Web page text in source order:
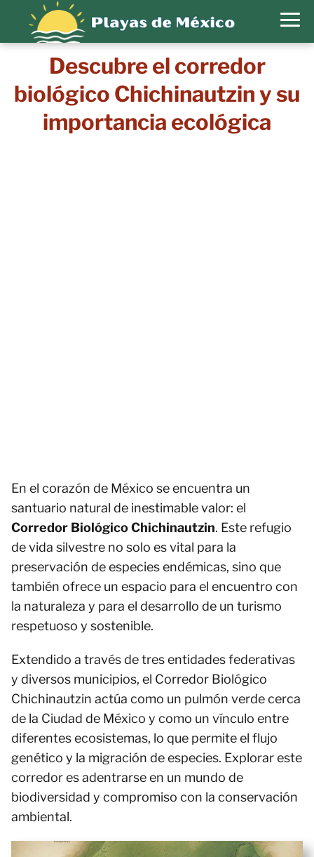
Descubre el corredor
biológico Chichinautzin y su
importancia ecológica
En el corazón de México se encuentra un
santuario natural de inestimable valor: el
Corredor Biológico Chichinautzin. Este refugio
de vida silvestre no solo es vital para la
preservación de especies endémicas, sino que
también ofrece un espacio para el encuentro con
la naturaleza y para el desarrollo de un turismo
respetuoso y sostenible.
Extendido a través de tres entidades federativas
y diversos municipios, el Corredor Biológico
Chichinautzin actúa como un pulmón verde cerca
de la Ciudad de México y como un vínculo entre
diferentes ecosistemas, lo que permite el flujo
genético y la migración de especies. Explorar este
corredor es adentrarse en un mundo de
biodiversidad y compromiso con la conservación
ambiental.